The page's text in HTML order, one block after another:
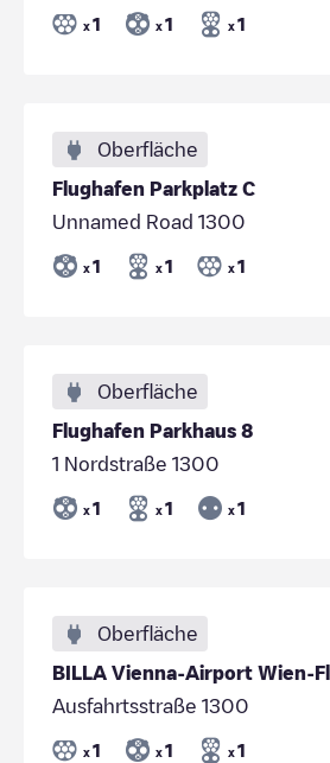
x 1 x 1 x 1
Oberfläche
Flughafen Parkplatz C
Unnamed Road 1300
x 1 x 1 x 1
Oberfläche
Flughafen Parkhaus 8
1 Nordstraße 1300
x 1 x 1 x 1
Oberfläche
Ausfahrtsstraße 1300
x 1 x 1 x 1